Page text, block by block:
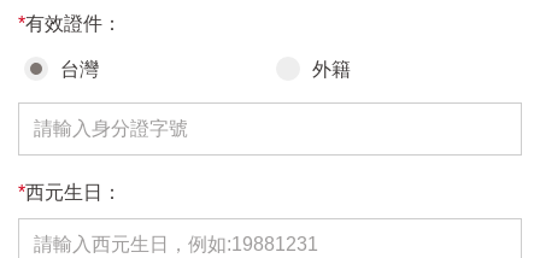
*有效證件：
台灣 外籍
*西元生日：